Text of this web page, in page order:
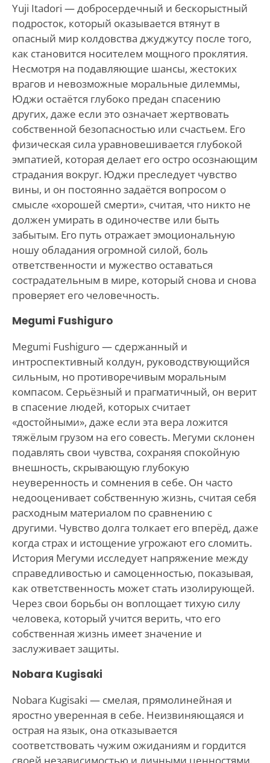
Yuji Itadori — добросердечный и бескорыстный
подросток, который оказывается втянут в
опасный мир колдовства джуджутсу после того,
как становится носителем мощного проклятия.
Несмотря на подавляющие шансы, жестоких
врагов и невозможные моральные дилеммы,
Юджи остаётся глубоко предан спасению
других, даже если это означает жертвовать
собственной безопасностью или счастьем. Его
физическая сила уравновешивается глубокой
эмпатией, которая делает его остро осознающим
страдания вокруг. Юджи преследует чувство
вины, и он постоянно задаётся вопросом о
смысле «хорошей смерти», считая, что никто не
должен умирать в одиночестве или быть
забытым. Его путь отражает эмоциональную
ношу обладания огромной силой, боль
ответственности и мужество оставаться
сострадательным в мире, который снова и снова
проверяет его человечность.
Megumi Fushiguro
Megumi Fushiguro — сдержанный и
интроспективный колдун, руководствующийся
сильным, но противоречивым моральным
компасом. Серьёзный и прагматичный, он верит
в спасение людей, которых считает
«достойными», даже если эта вера ложится
тяжёлым грузом на его совесть. Мегуми склонен
подавлять свои чувства, сохраняя спокойную
внешность, скрывающую глубокую
неуверенность и сомнения в себе. Он часто
недооценивает собственную жизнь, считая себя
расходным материалом по сравнению с
другими. Чувство долга толкает его вперёд, даже
когда страх и истощение угрожают его сломить.
История Мегуми исследует напряжение между
справедливостью и самоценностью, показывая,
как ответственность может стать изолирующей.
Через свои борьбы он воплощает тихую силу
человека, который учится верить, что его
собственная жизнь имеет значение и
заслуживает защиты.
Nobara Kugisaki
Nobara Kugisaki — смелая, прямолинейная и
яростно уверенная в себе. Неизвиняющаяся и
острая на язык, она отказывается
соответствовать чужим ожиданиям и гордится
своей независимостью и личными ценностями.